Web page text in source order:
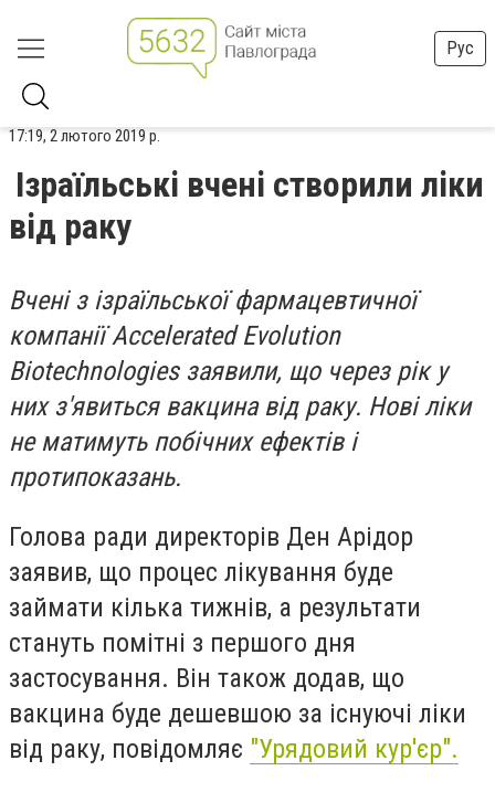
Рус
17:19, 2 лютого 2019 р.
Ізраїльські вчені створили ліки
від раку
Вчені з ізраїльської фармацевтичної
компанії Accelerated Evolution
Biotechnologies заявили, що через рік у
них з'явиться вакцина від раку. Нові ліки
не матимуть побічних ефектів і
протипоказань.
Голова ради директорів Ден Арідор
заявив, що процес лікування буде
займати кілька тижнів, а результати
стануть помітні з першого дня
застосування. Він також додав, що
вакцина буде дешевшою за існуючі ліки
від раку, повідомляє "Урядовий кур'єр".